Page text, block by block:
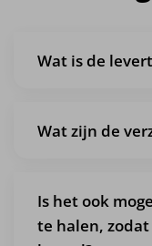
Wat is de
Wat zijn de
Is het ook
te halen,